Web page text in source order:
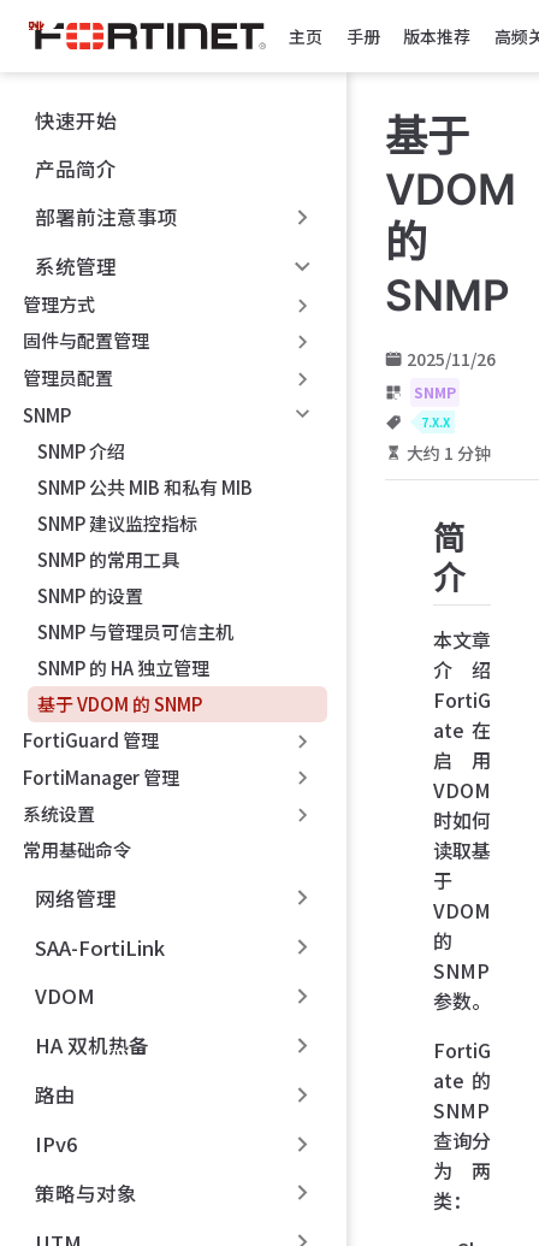
跳
至
主
內
容
主页 手册 版本推荐 高频
快速开始
产品简介
部署前注意事项
系统管理
管理方式
固件与配置管理
管理员配置
SNMP
SNMP 介绍
SNMP 公共 MIB 和私有 MIB
SNMP 建议监控指标
SNMP 的常用工具
SNMP 的设置
SNMP 与管理员可信主机
SNMP 的 HA 独立管理
基于 VDOM 的 SNMP
FortiGuard 管理
FortiManager 管理
系统设置
常用基础命令
网络管理
SAA-FortiLink
VDOM
HA 双机热备
路由
IPv6
策略与对象
基于
VDOM
的
SNMP
2025/11/26
SNMP
7.X.X
大约 1 分钟
简
介
本文章
介绍
FortiG
ate 在
启用
VDOM
时如何
读取基
于
VDOM
的
SNMP
参数。
FortiG
ate 的
SNMP
查询分
为两
类：